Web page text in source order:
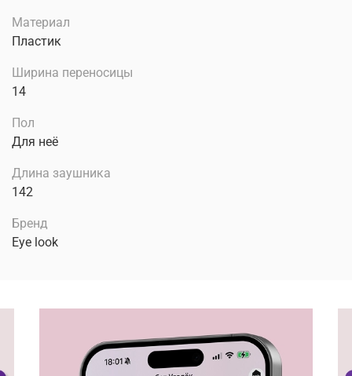
Материал
Пластик
Ширина переносицы
14
Пол
Для неё
Длина заушника
142
Бренд
Eye look